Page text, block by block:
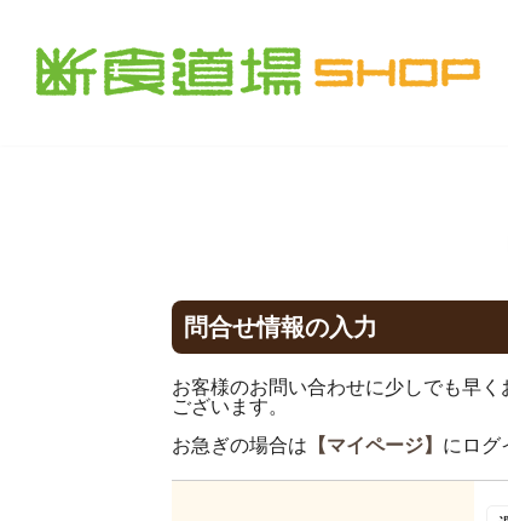
問合せ情報の入力
お客様のお問い合わせに少しでも早
ございます。
お急ぎの場合は 【マイページ】 にログ